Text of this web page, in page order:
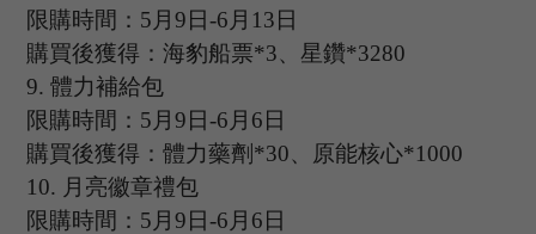
限購時間： 5 月9日-6 月 13日
購買後獲得：海豹船票*3、星鑽*3280
9. 體力補給包
限購時間： 5 月9日-6 月 6日
購買後獲得：體力藥劑 *30、原能核心*1000
10. 月亮徽章禮包
限購時間： 5 月9日-6 月 6日